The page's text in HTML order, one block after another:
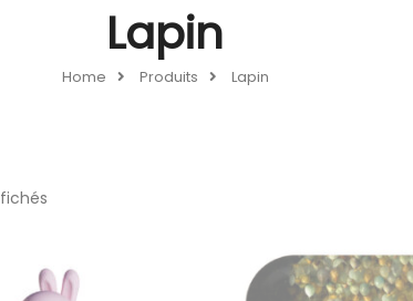
Home Produits Lapin
Lapin